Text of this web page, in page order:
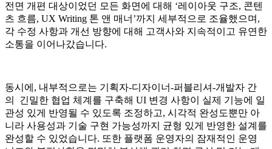
전면 개편 대상이었던 모든 화면에 대해 ‘레이아웃 구조, 콘텐
츠 흐름, UX Writing 톤 앤 매너’까지 세부적으로 조율했으며,
각 수정 사항과 개선 방향에 대해 고객사와 지속적이고 유연한
소통을 이어나갔습니다.
동시에, 내부적으로는 기획자-디자이너-퍼블리셔-개발자 간
의 긴밀한 협업 체계를 구축해 UI 변경 사항이 실제 기능에 일
관성 있게 반영될 수 있도록 조정하고, 시각적 완성도뿐만 아
니라 사용성과 기술 구현 가능성까지 균형 있게 반영한 설계를
완성할 수 있었습니다. 또한 플랫폼 운영자의 잠재적인 운영